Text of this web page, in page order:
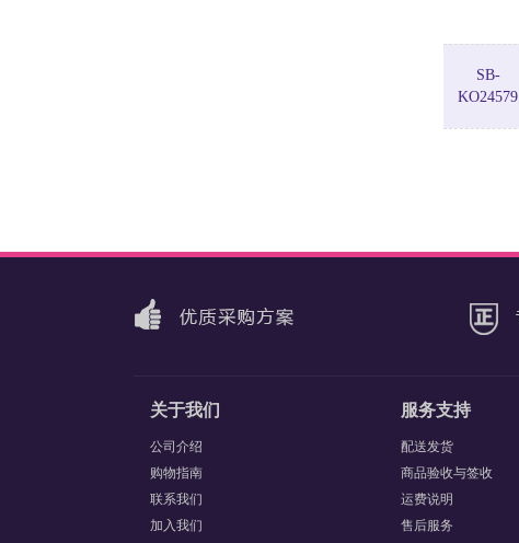
SB-
KO24579
关于我们
公司介绍
购物指南
联系我们
加入我们
服务支持
配送发货
商品验收与签收
运费说明
售后服务